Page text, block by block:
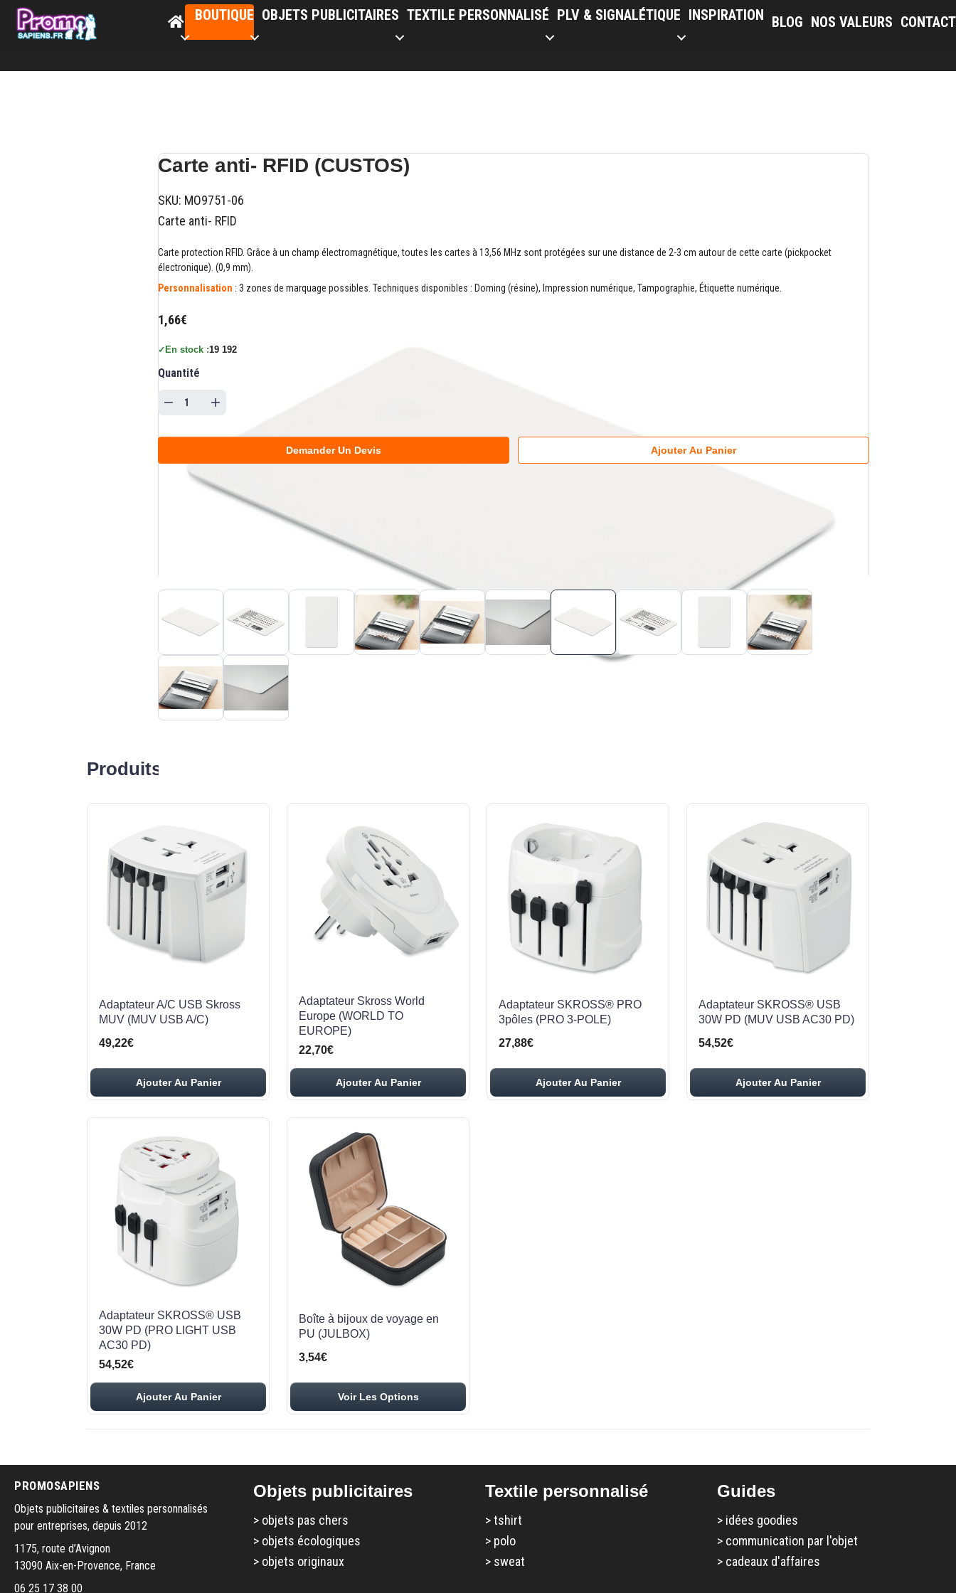
BOUTIQUE OBJETS PUBLICITAIRES TEXTILE PERSONNALISÉ PLV & SIGNALÉTIQUE INSPIRATION BLOG NOS VALEURS CONTACT
Carte anti- RFID (CUSTOS)
SKU: MO9751-06
Carte anti- RFID
Carte protection RFID. Grâce à un champ électromagnétique, toutes les cartes à 13,56 MHz sont protégées sur une distance de 2-3 cm autour de cette carte (pickpocket
électronique). (0,9 mm).
Personnalisation : 3 zones de marquage possibles. Techniques disponibles : Doming (résine), Impression numérique, Tampographie, Étiquette numérique.
1,66€
✓ En stock :19 192
Quantité
Demander Un Devis Ajouter Au Panier
Produits liés
Adaptateur A/C USB Skross
MUV (MUV USB A/C)
49,22€
Ajouter Au Panier
Adaptateur Skross World
Europe (WORLD TO
EUROPE)
22,70€
Ajouter Au Panier
Adaptateur SKROSS® PRO
3pôles (PRO 3-POLE)
27,88€
Ajouter Au Panier
Adaptateur SKROSS® USB
30W PD (MUV USB AC30 PD)
54,52€
Ajouter Au Panier
Adaptateur SKROSS® USB
30W PD (PRO LIGHT USB
AC30 PD)
54,52€
Ajouter Au Panier
Boîte à bijoux de voyage en
PU (JULBOX)
3,54€
Voir Les Options
PROMOSAPIENS
Objets publicitaires & textiles personnalisés
pour entreprises, depuis 2012
1175, route d’Avignon
13090 Aix-en-Provence, France
06 25 17 38 00
Objets publicitaires
> objets pas chers
> objets écologiques
> objets originaux
Textile personnalisé
>tshirt
> polo
> sweat
Guides
> idées goodies
> communication par l'objet
> cadeaux d'affaires